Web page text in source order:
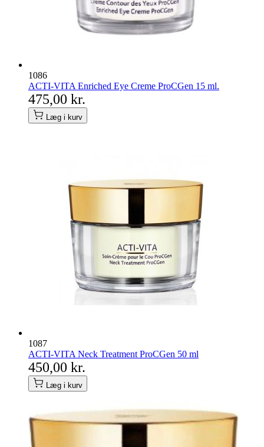
1086
ACTI-VITA Enriched Eye Creme ProCGen 15 ml.
475,00 kr.
Læg i kurv
1087
ACTI-VITA Neck Treatment ProCGen 50 ml
450,00 kr.
Læg i kurv